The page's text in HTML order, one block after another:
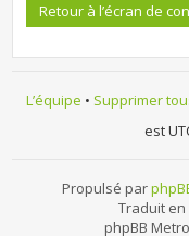
Retour à l’écran de
L’équipe • Supprimer
est
Propulsé par
Traduit
phpBB